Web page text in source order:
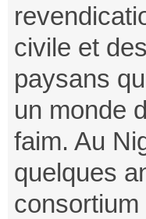
civile et
paysans
un monde
faim. Au
quelques